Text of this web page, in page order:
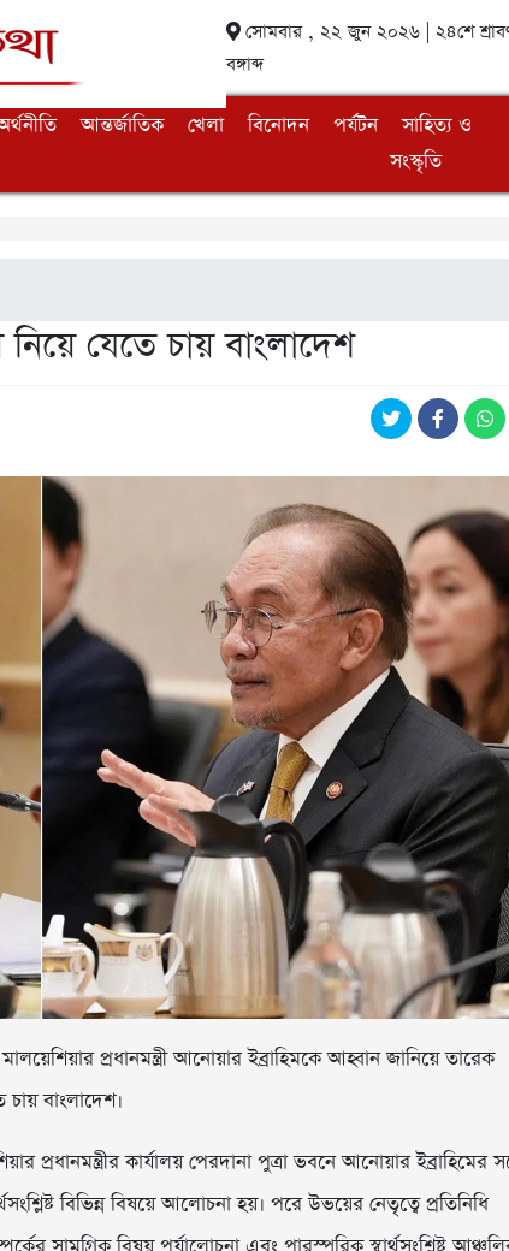
সোমবার , ২২ জুন ২০২৬ | ২৪শে
বঙ্গাব্দ
আন্তর্জাতিক খেলা বিনোদন পর্যটন
সাহিত্য ও
সংস্কৃতি
যেতে চায় বাংলাদেশ
প্রধানমন্ত্রী আনোয়ার ইব্রাহিমকে আহ্বান জানিয়ে তারেক
বাংলাদেশ।
কার্যালয় পেরদানা পুত্রা ভবনে আনোয়ার ইব্রাহিমের
বিভিন্ন বিষয়ে আলোচনা হয়। পরে উভয়ের নেতৃত্বে প্রতিনিধি